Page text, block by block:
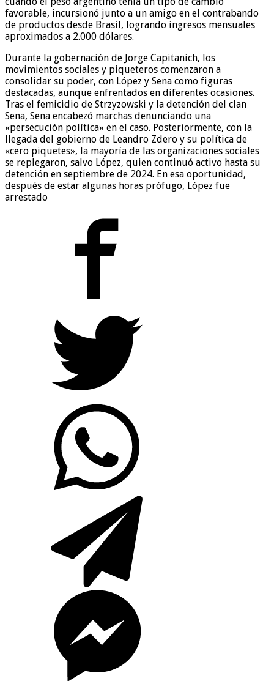
favorable, incursionó junto a un amigo en el contrabando
de productos desde Brasil, logrando ingresos mensuales
aproximados a 2.000 dólares.
Durante la gobernación de Jorge Capitanich, los
movimientos sociales y piqueteros comenzaron a
consolidar su poder, con López y Sena como figuras
destacadas, aunque enfrentados en diferentes ocasiones.
Tras el femicidio de Strzyzowski y la detención del clan
Sena, Sena encabezó marchas denunciando una
«persecución política» en el caso. Posteriormente, con la
llegada del gobierno de Leandro Zdero y su política de
«cero piquetes», la mayoría de las organizaciones sociales
se replegaron, salvo López, quien continuó activo hasta su
detención en septiembre de 2024. En esa oportunidad,
después de estar algunas horas prófugo, López fue
arrestado